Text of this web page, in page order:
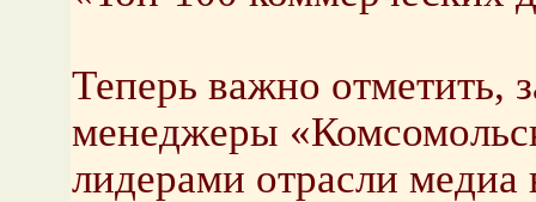
Теперь важно отметить,
менеджеры
лидерами отрасли медиа